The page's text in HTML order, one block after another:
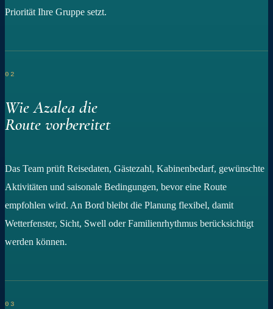
Priorität Ihre Gruppe setzt.
02
Wie Azalea die
Route vorbereitet
Das Team prüft Reisedaten, Gästezahl, Kabinenbedarf, gewünschte
Aktivitäten und saisonale Bedingungen, bevor eine Route
empfohlen wird. An Bord bleibt die Planung flexibel, damit
Wetterfenster, Sicht, Swell oder Familienrhythmus berücksichtigt
werden können.
03